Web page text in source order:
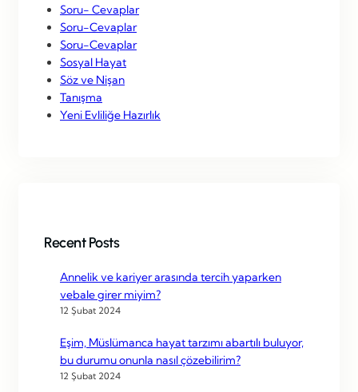
Soru- Cevaplar
Soru-Cevaplar
Soru-Cevaplar
Sosyal Hayat
Söz ve Nişan
Tanışma
Yeni Evliliğe Hazırlık
Recent Posts
Annelik ve kariyer arasında tercih yaparken
vebale girer miyim?
12 Şubat 2024
Eşim, Müslümanca hayat tarzımı abartılı buluyor,
bu durumu onunla nasıl çözebilirim?
12 Şubat 2024